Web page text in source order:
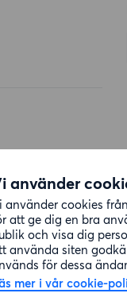
använder
använder cookies
att ge dig en bra
och visa dig
använda siten
för dessa
mer i vår cookie-